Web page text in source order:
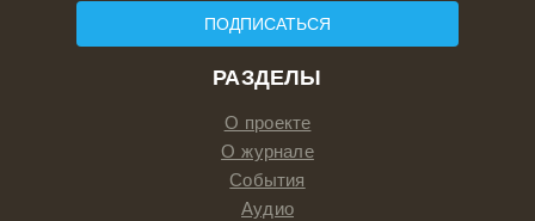
РАЗДЕЛЫ
О проекте
О журнале
События
Аудио
ПОДПИСАТЬСЯ